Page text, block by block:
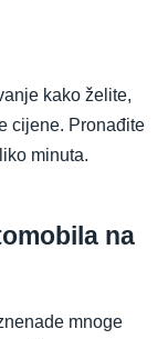
kako želite,
cijene. Pronađite
minuta.
na
mnoge